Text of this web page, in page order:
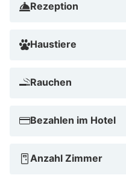
Rezeption
Haustiere
Rauchen
Bezahlen im Hotel
Anzahl Zimmer